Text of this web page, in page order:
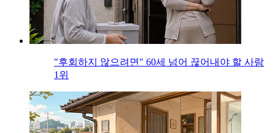
"후회하지 않으려면" 60세 넘어 끊어내야 할 사람
1위